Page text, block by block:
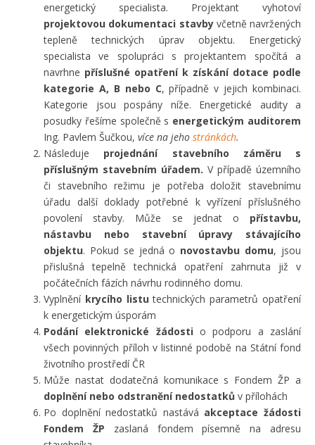
energetický specialista. Projektant vyhotoví
projektovou dokumentaci stavbyvčetně navržených
tepleně technických úprav objektu. Energetický
specialista ve spolupráci s projektantem spočítá a
navrhne příslušné opatření k získání dotace podle
kategorie A, B nebo C, případně v jejich kombinaci.
Kategorie jsou pospány níže. Energetické audity a
posudky řešíme společně s energetickým auditorem
Ing. Pavlem Šučkou, více na jeho stránkách.
Následuje projednání stavebního záměru s
příslušným stavebním úřadem. V případě územního
či stavebního režimu je potřeba doložit stavebnímu
úřadu další doklady potřebné k vyřízení příslušného
povolení stavby. Může se jednat o přístavbu,
nástavbu nebo stavební úpravy
stávajícího
objektu. Pokud se jedná o novostavbu domu, jsou
přislušná tepelně technická opatření zahrnuta již v
počátečních fázích návrhu rodinného domu.
Vyplnění krycího listutechnických parametrů opatření
k energetickým úsporám
Podání elektronické žádostio podporu a zaslání
všech povinných příloh v listinné podobě na Státní fond
životního prostředí ČR
Může nastat dodatečná komunikace s Fondem ŽP a
doplnění nebo odstranění nedostatků v přílohách
Po doplnění nedostatků nastává akceptace žádosti
Fondem ŽP zaslaná fondem písemně na adresu